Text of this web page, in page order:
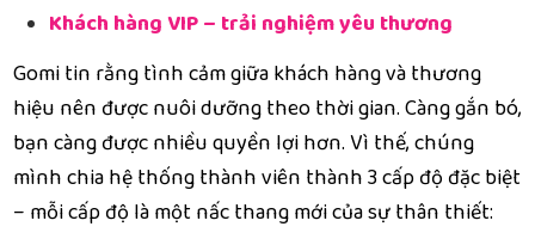
Khách hàng VIP – trải nghiệm yêu thương
Gomi tin rằng tình cảm giữa khách hàng và thương
hiệu nên được nuôi dưỡng theo thời gian. Càng gắn bó,
bạn càng được nhiều quyền lợi hơn. Vì thế, chúng
mình chia hệ thống thành viên thành 3 cấp độ đặc biệt
– mỗi cấp độ là một nấc thang mới của sự thân thiết: